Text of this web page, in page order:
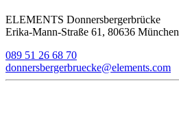
ELEMENTS Donnersbergerbrücke
Erika-Mann-Straße 61, 80636 München
089 51 26 68 70
donnersbergerbruecke@elements.com